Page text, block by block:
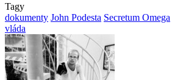
Tagy
dokumenty John Podesta Secretum Omega
vláda
Facebook
Twitter
LinkedIn
Tumblr
Pinterest
Reddit
VKontakte
Odnoklassniki
Pocket
Skype
Messenger
Messenger
WhatsApp
Telegram
Viber
Line
Sdílet
přes
email
Tisknout